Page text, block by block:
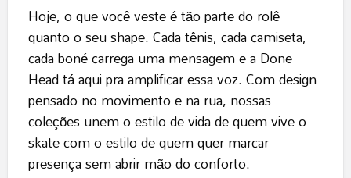
Hoje, o que você veste é tão parte do rolê
quanto o seu shape. Cada tênis, cada camiseta,
cada boné carrega uma mensagem e a Done
Head tá aqui pra amplificar essa voz. Com design
pensado no movimento e na rua, nossas
coleções unem o estilo de vida de quem vive o
skate com o estilo de quem quer marcar
presença sem abrir mão do conforto.